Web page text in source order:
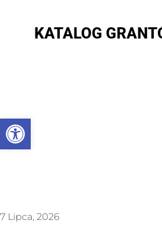
Otwórz pasek narzędzi
KATALOG
7 Lipca, 2026